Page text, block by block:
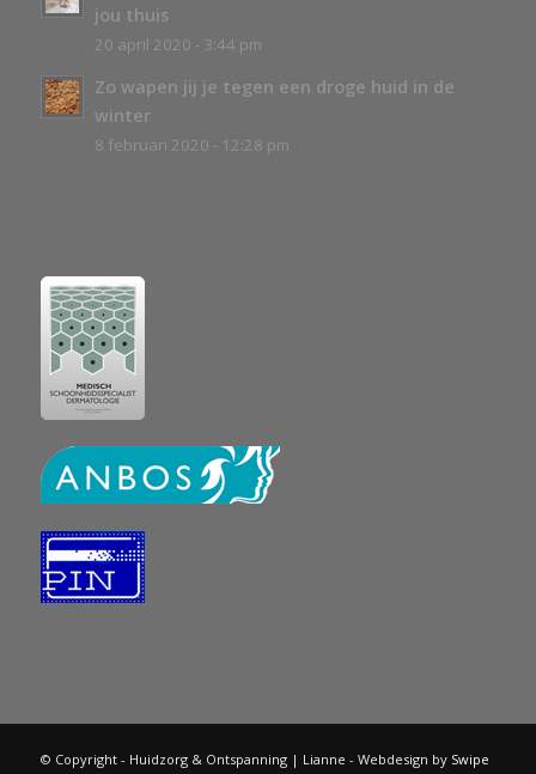
jou thuis
20 april 2020 - 3:44 pm
Zo wapen jij je tegen een droge huid in de
winter
8 februari 2020 - 12:28 pm
© Copyright - Huidzorg & Ontspanning | Lianne - Webdesign by Swipe